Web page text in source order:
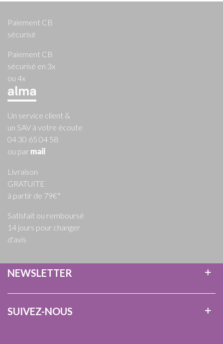
Paiement CB
sécurisé
Paiement CB
sécurisé en 3x
ou 4x
Un service client &
un SAV à votre écoute
04 30 65 04 58
ou par mail
Livraison
GRATUITE
à partir de 79€*
Satisfait ou remboursé
14 jours pour changer
d'avis
NEWSLETTER
SUIVEZ-NOUS